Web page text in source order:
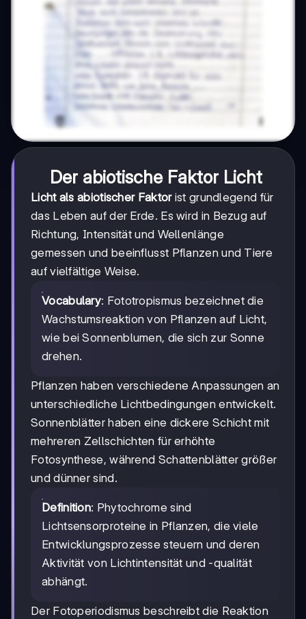
Der abiotische Faktor Licht
Licht als abiotischer Faktorist grundlegend für
das Leben auf der Erde. Es wird in Bezug auf
Richtung, Intensität und Wellenlänge
gemessen und beeinflusst Pflanzen und Tiere
auf vielfältige Weise.
Vocabulary: Fototropismus bezeichnet die
Wachstumsreaktion von Pflanzen auf Licht,
wie bei Sonnenblumen, die sich zur Sonne
drehen.
Pflanzen haben verschiedene Anpassungen an
unterschiedliche Lichtbedingungen entwickelt.
Sonnenblätter haben eine dickere Schicht mit
mehreren Zellschichten für erhöhte
Fotosynthese, während Schattenblätter größer
und dünner sind.
Definition: Phytochrome sind
Lichtsensorproteine in Pflanzen, die viele
Entwicklungsprozesse steuern und deren
Aktivität von Lichtintensität und -qualität
abhängt.
Der Fotoperiodismus beschreibt die Reaktion